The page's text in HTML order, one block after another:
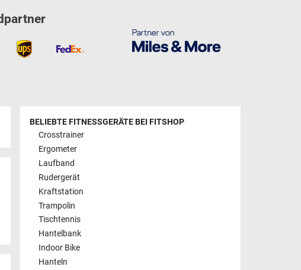
BELIEBTE FITNESSGERÄTE BEI FITSHOP
Crosstrainer
Ergometer
Laufband
Rudergerät
Kraftstation
Trampolin
Tischtennis
Hantelbank
Indoor Bike
Hanteln